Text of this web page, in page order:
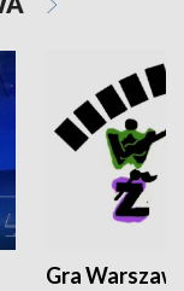
Gra